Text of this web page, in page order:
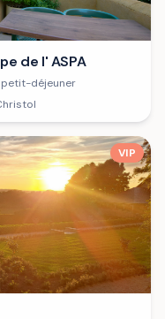
de l' ASPA
petit-déjeuner
VIP